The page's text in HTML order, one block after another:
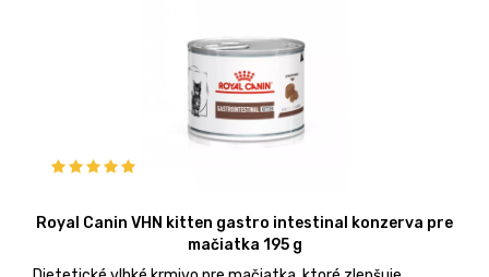
Royal Canin VHN kitten gastro intestinal konzerva pre
mačiatka 195 g